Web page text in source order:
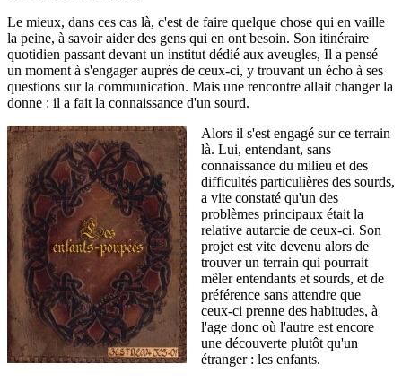
Le mieux, dans ces cas là, c'est de faire quelque chose qui en vaille
la peine, à savoir aider des gens qui en ont besoin. Son itinéraire
quotidien passant devant un institut dédié aux aveugles, Il a pensé
un moment à s'engager auprès de ceux-ci, y trouvant un écho à ses
questions sur la communication. Mais une rencontre allait changer la
donne : il a fait la connaissance d'un sourd.
Alors il s'est engagé sur ce terrain
là. Lui, entendant, sans
connaissance du milieu et des
difficultés particulières des sourds,
a vite constaté qu'un des
problèmes principaux était la
relative autarcie de ceux-ci. Son
projet est vite devenu alors de
trouver un terrain qui pourrait
mêler entendants et sourds, et de
préférence sans attendre que
ceux-ci prenne des habitudes, à
l'age donc où l'autre est encore
une découverte plutôt qu'un
étranger : les enfants.